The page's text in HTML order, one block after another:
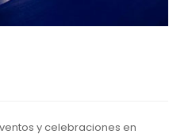
y celebraciones en